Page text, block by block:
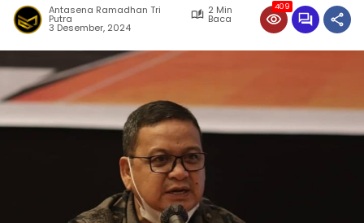
Antasena Ramadhan Tri
Putra
2 Min
Baca
3 Desember, 2024
409